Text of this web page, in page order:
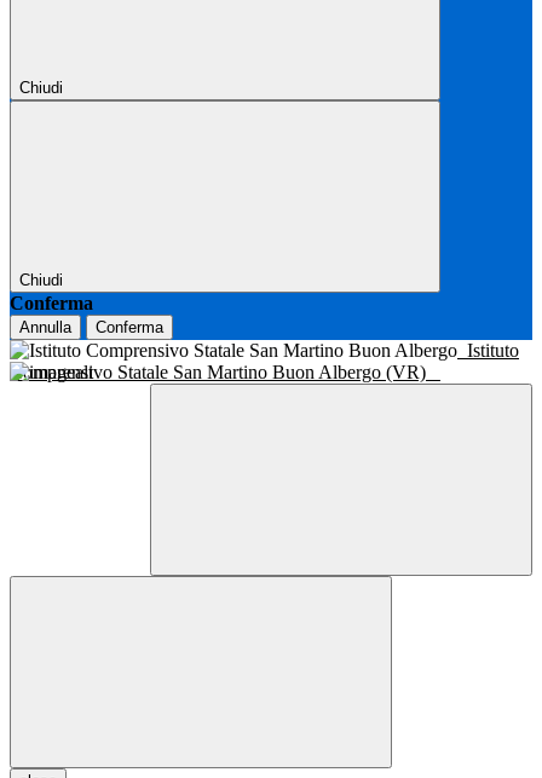
Chiudi
Chiudi
Conferma
Annulla Conferma
Istituto
Comprensivo Statale San Martino Buon Albergo (VR)